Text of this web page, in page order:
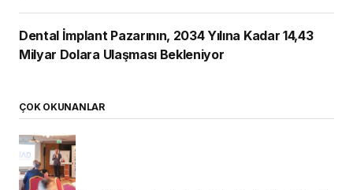
Dental İmplant Pazarının, 2034 Yılına Kadar 14,43
Milyar Dolara Ulaşması Bekleniyor
ÇOK OKUNANLAR